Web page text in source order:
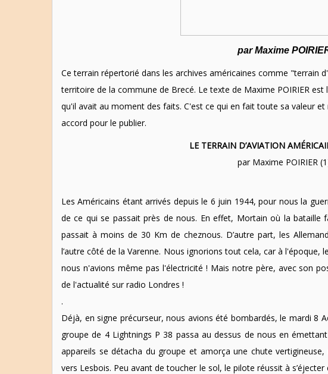
par Maxime
Ce terrain répertorié dans les archives américaines comme "terrain
territoire de la commune de Brecé. Le texte de Maxime POIRIER
qu'il avait au moment des faits. C'est ce qui en fait toute sa valeur
accord pour le publier.
LE TERRAIN D’AVIATION
par Maxime POIRIER
Les Américains étant arrivés depuis le 6 juin 1944, pour nous la
de ce qui se passait près de nous. En effet, Mortain où la
passait à moins de 30 Km de cheznous. D’autre part, les
l’autre côté de la Varenne. Nous ignorions tout cela, car à
nous n'avions même pas l'électricité ! Mais notre père, avec son
de l'actualité sur radio Londres !
.
Déjà, en signe précurseur, nous avions été bombardés, le mardi 8
groupe de 4 Lightnings P 38 passa au dessus de nous en
appareils se détacha du groupe et amorça une chute
vers Lesbois. Peu avant de toucher le sol, le pilote réussit à